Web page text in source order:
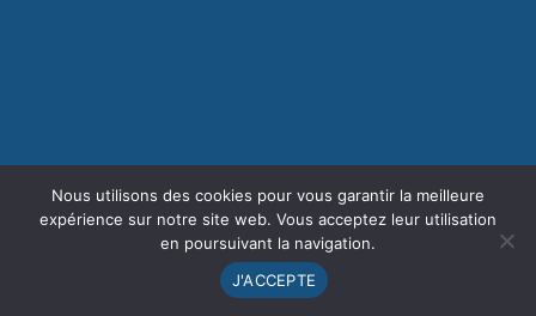
Nous utilisons des cookies pour vous garantir la meilleure
expérience sur notre site web. Vous acceptez leur utilisation
en poursuivant la navigation.
J'ACCEPTE